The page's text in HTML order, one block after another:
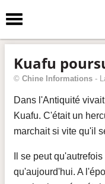
Kuafu
© Chine Informations -
Dans l'Antiquité
Kuafu. C'était un
marchait si vite qu'il
Il se peut
qu'aujourd'hui. A